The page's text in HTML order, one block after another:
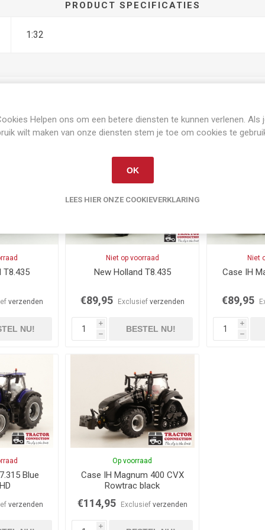
PRODUCT SPECIFICATIES
1:32
Gerelateerde producten
T8.435
verzenden
NU!
Niet op voorraad
New Holland T8.435
€89,95 Exclusief verzenden
i
h
BESTEL NU!
Niet
Case IH
€89,95
i
h
Blue
verzenden
Op voorraad
Case IH Magnum 400 CVX
Rowtrac black
€114,95 Exclusief verzenden
i
Helpen ons om een betere diensten te kunnen verlenen. Als
wilt maken van onze diensten stem je toe om cookies te
OK
LEES HIER ONZE COOKIEVERKLARING